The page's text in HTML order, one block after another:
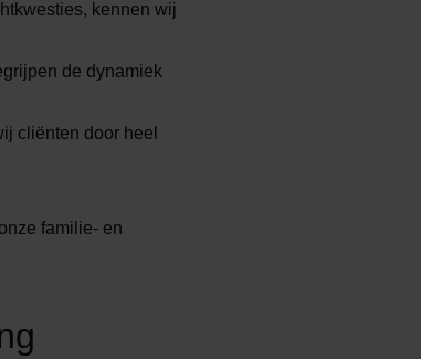
kennen wij
de dynamiek
cliënten door heel
familie- en